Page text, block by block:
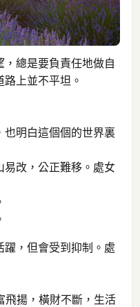
總是要負責任地做自
上並不平坦。
也明白這個個的世界裏
易改，公正難移。處女
，但會受到抑制。處
飛揚，橫財不斷，生活